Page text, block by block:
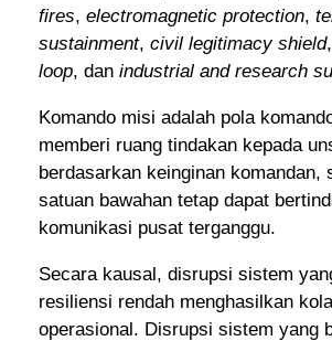
fires,electromagnetic protection,
sustainment,civil legitimacy shield
loop, danindustrial and research
Komando misi adalah pola
memberi ruang tindakan kepada
berdasarkan keinginan komandan,
satuan bawahan tetap dapat
komunikasi pusat terganggu.
Secara kausal, disrupsi sistem
resiliensi rendah menghasilkan
operasional. Disrupsi sistem yang